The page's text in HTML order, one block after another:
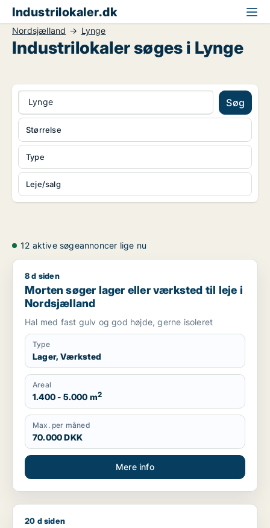
Industrilokaler.dk
Nordsjælland Lynge
Industrilokaler søges i Lynge
Lynge Søg
Type
Leje/salg
Størrelse
12 aktive søgeannoncer lige nu
Morten søger lager eller værksted til leje i Nordsjælland
8 d siden
Morten søger lager eller værksted til leje i
Nordsjælland
Hal med fast gulv og god højde, gerne isoleret
Type
Lager, Værksted
Areal
1.400 - 5.000 m2
Max. per måned
70.000 DKK
Mere info
Martin søger lager eller værksted til leje i Lynge
20 d siden